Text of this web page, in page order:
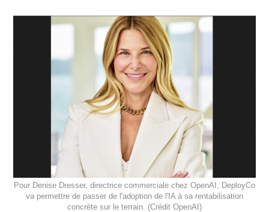
Pour Denise Dresser, directrice commerciale chez OpenAI, DeployCo
va permettre de passer de l'adoption de l'IA à sa rentabilisation
concrète sur le terrain. (Crédit OpenAI)